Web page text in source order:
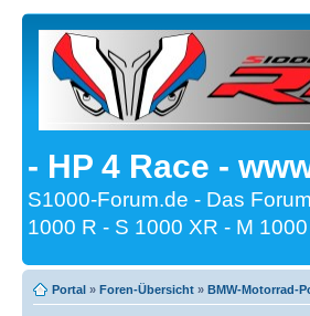
- HP 4 Race -
S1000-Forum.de - Das
1000 R - S 1000 XR - M
Portal » Foren-Übersicht » BMW-Motorrad-